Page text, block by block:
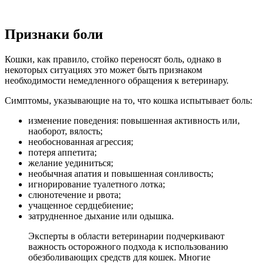
Признаки боли
Кошки, как правило, стойко переносят боль, однако в
некоторых ситуациях это может быть признаком
необходимости немедленного обращения к ветеринару.
Симптомы, указывающие на то, что кошка испытывает боль:
изменение поведения: повышенная активность или,
наоборот, вялость;
необоснованная агрессия;
потеря аппетита;
желание уединиться;
необычная апатия и повышенная сонливость;
игнорирование туалетного лотка;
слюнотечение и рвота;
учащенное сердцебиение;
затрудненное дыхание или одышка.
Эксперты в области ветеринарии подчеркивают
важность осторожного подхода к использованию
обезболивающих средств для кошек. Многие